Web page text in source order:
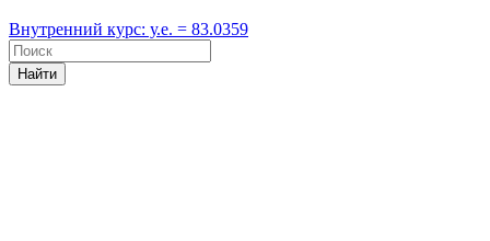
Внутренний курс: у.е. = 83.0359
Найти